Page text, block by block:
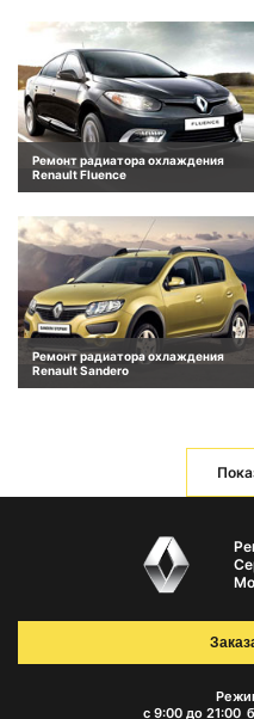
Ремонт радиатора охлаждения
Renault Fluence
Ремонт радиатора охлаждения
Renault Sandero
с 9:00 до 21:00